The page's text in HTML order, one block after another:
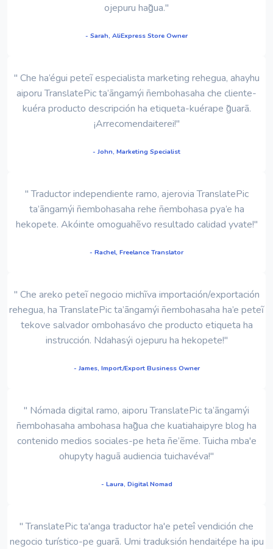
ojepuru hag̃ua."
- Sarah, AliExpress Store Owner
" Che ha’égui peteĩ especialista marketing rehegua, ahayhu
aiporu TranslatePic ta’ãngamýi ñembohasaha che cliente-
kuéra producto descripción ha etiqueta-kuérape g̃uarã.
¡Arrecomendaiterei!"
- John, Marketing Specialist
" Traductor independiente ramo, ajerovia TranslatePic
ta’ãngamýi ñembohasaha rehe ñembohasa pya’e ha
hekopete. Akóinte omoguahẽvo resultado calidad yvate!"
- Rachel, Freelance Translator
" Che areko peteĩ negocio michĩva importación/exportación
rehegua, ha TranslatePic ta’ãngamýi ñembohasaha ha’e peteĩ
tekove salvador ombohasávo che producto etiqueta ha
instrucción. Ndahasýi ojepuru ha hekopete!"
- James, Import/Export Business Owner
" Nómada digital ramo, aiporu TranslatePic ta’ãngamýi
ñembohasaha ambohasa hag̃ua che kuatiahaipyre blog ha
contenido medios sociales-pe heta ñe’ẽme. Tuicha mba'e
ohupyty haguã audiencia tuichavéva!"
- Laura, Digital Nomad
" TranslatePic ta'anga traductor ha'e peteî vendición che
negocio turístico-pe guarã. Umi traduksión hendaitépe ha ipu